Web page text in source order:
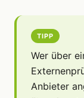
TIPP
Wer über
Anbieter